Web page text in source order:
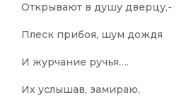
Открывают в душу дверцу,-
Плеск прибоя, шум дождя
И журчание ручья….
Их услышав, замираю,